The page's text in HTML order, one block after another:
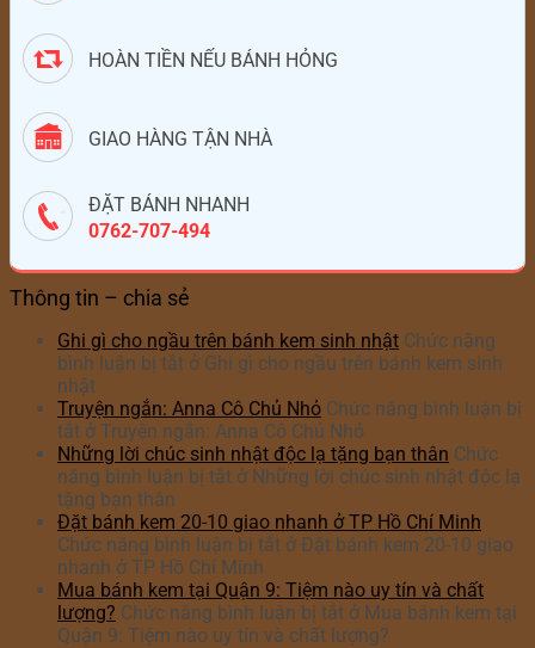
HOÀN TIỀN NẾU BÁNH HỎNG
GIAO HÀNG TẬN NHÀ
ĐẶT BÁNH NHANH
0762-707-494
Thông tin – chia sẻ
Ghi gì cho ngầu trên bánh kem sinh nhật Chức năng
bình luận bị tắt ở Ghi gì cho ngầu trên bánh kem sinh
nhật
Truyện ngắn: Anna Cô Chủ Nhỏ Chức năng bình luận bị
tắt ở Truyện ngắn: Anna Cô Chủ Nhỏ
Những lời chúc sinh nhật độc lạ tặng bạn thân Chức
năng bình luận bị tắt ở Những lời chúc sinh nhật độc lạ
tặng bạn thân
Đặt bánh kem 20-10 giao nhanh ở TP Hồ Chí Minh
Chức năng bình luận bị tắt ở Đặt bánh kem 20-10 giao
nhanh ở TP Hồ Chí Minh
Mua bánh kem tại Quận 9: Tiệm nào uy tín và chất
lượng? Chức năng bình luận bị tắt ở Mua bánh kem tại
Quận 9: Tiệm nào uy tín và chất lượng?